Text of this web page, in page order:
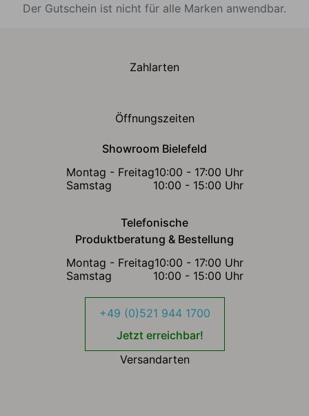
Der Gutschein ist nicht für alle Marken anwendbar.
Zahlarten
Öffnungszeiten
Showroom Bielefeld
Montag - Freitag10:00 - 17:00 Uhr
Samstag
10:00 - 15:00 Uhr
Telefonische
Produktberatung & Bestellung
Montag - Freitag10:00 - 17:00 Uhr
Samstag
10:00 - 15:00 Uhr
+49 (0)521 944 1700
Jetzt erreichbar!
Versandarten